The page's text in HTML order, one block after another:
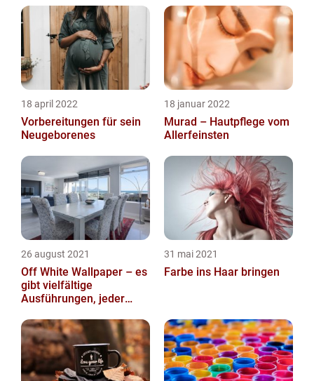
passenden Sexspielzeug greifen. Dieses
kann d...
18 april 2022
Vorbereitungen für sein
Neugeborenes
18 januar 2022
Murad – Hautpflege vom
Allerfeinsten
26 august 2021
Off White Wallpaper – es
gibt vielfältige
Ausführungen, jeder
31 mai 2021
Farbe ins Haar bringen